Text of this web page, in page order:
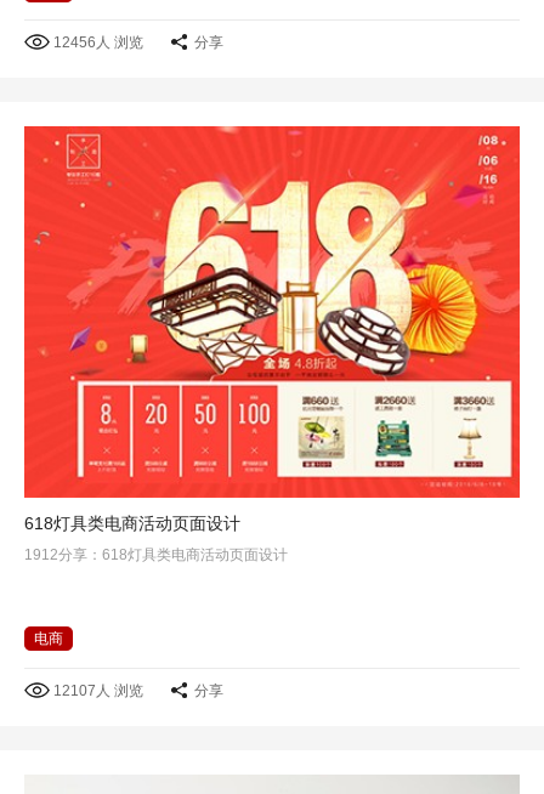
12456人 浏览 分享
618灯具类电商活动页面设计
1912分享：618灯具类电商活动页面设计
电商
12107人 浏览 分享